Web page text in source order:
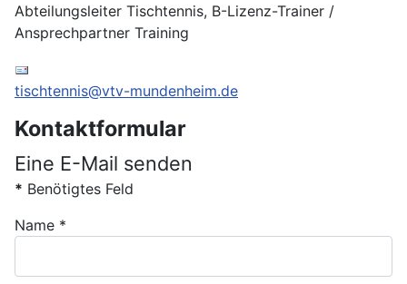
Abteilungsleiter Tischtennis, B-Lizenz-Trainer /
Ansprechpartner Training
tischtennis@vtv-mundenheim.de
Kontaktformular
Eine E-Mail senden
* Benötigtes Feld
Name *